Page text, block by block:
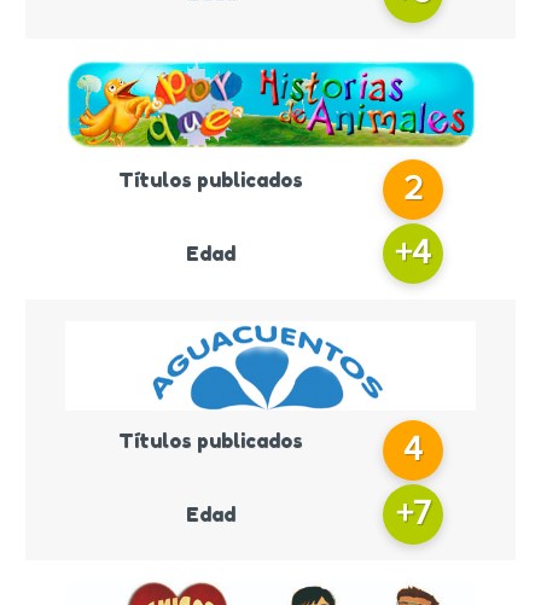
Títulos publicados 2
Edad +4
Títulos publicados 4
Edad +7